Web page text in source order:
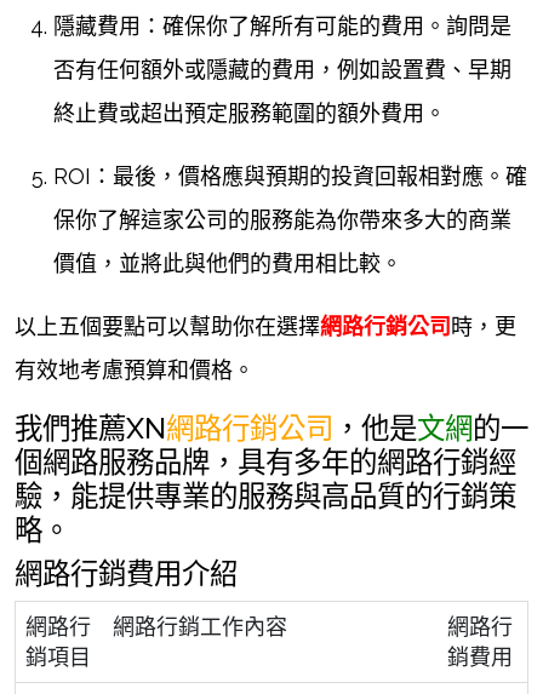
隱藏費用：確保你了解所有可能的費用。詢問是
否有任何額外或隱藏的費用，例如設置費、早期
終止費或超出預定服務範圍的額外費用。
ROI：最後，價格應與預期的投資回報相對應。確
保你了解這家公司的服務能為你帶來多大的商業
價值，並將此與他們的費用相比較。
以上五個要點可以幫助你在選擇網路行銷公司時，更
有效地考慮預算和價格。
我們推薦XN網路行銷公司 ，他是文網的一
個網路服務品牌，具有多年的網路行銷經
驗，能提供專業的服務與高品質的行銷策
略。
網路行銷費用介紹
網路行
銷項目
網路行銷工作內容
網路行
銷費用